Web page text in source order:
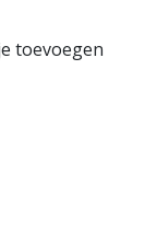
toevoegen